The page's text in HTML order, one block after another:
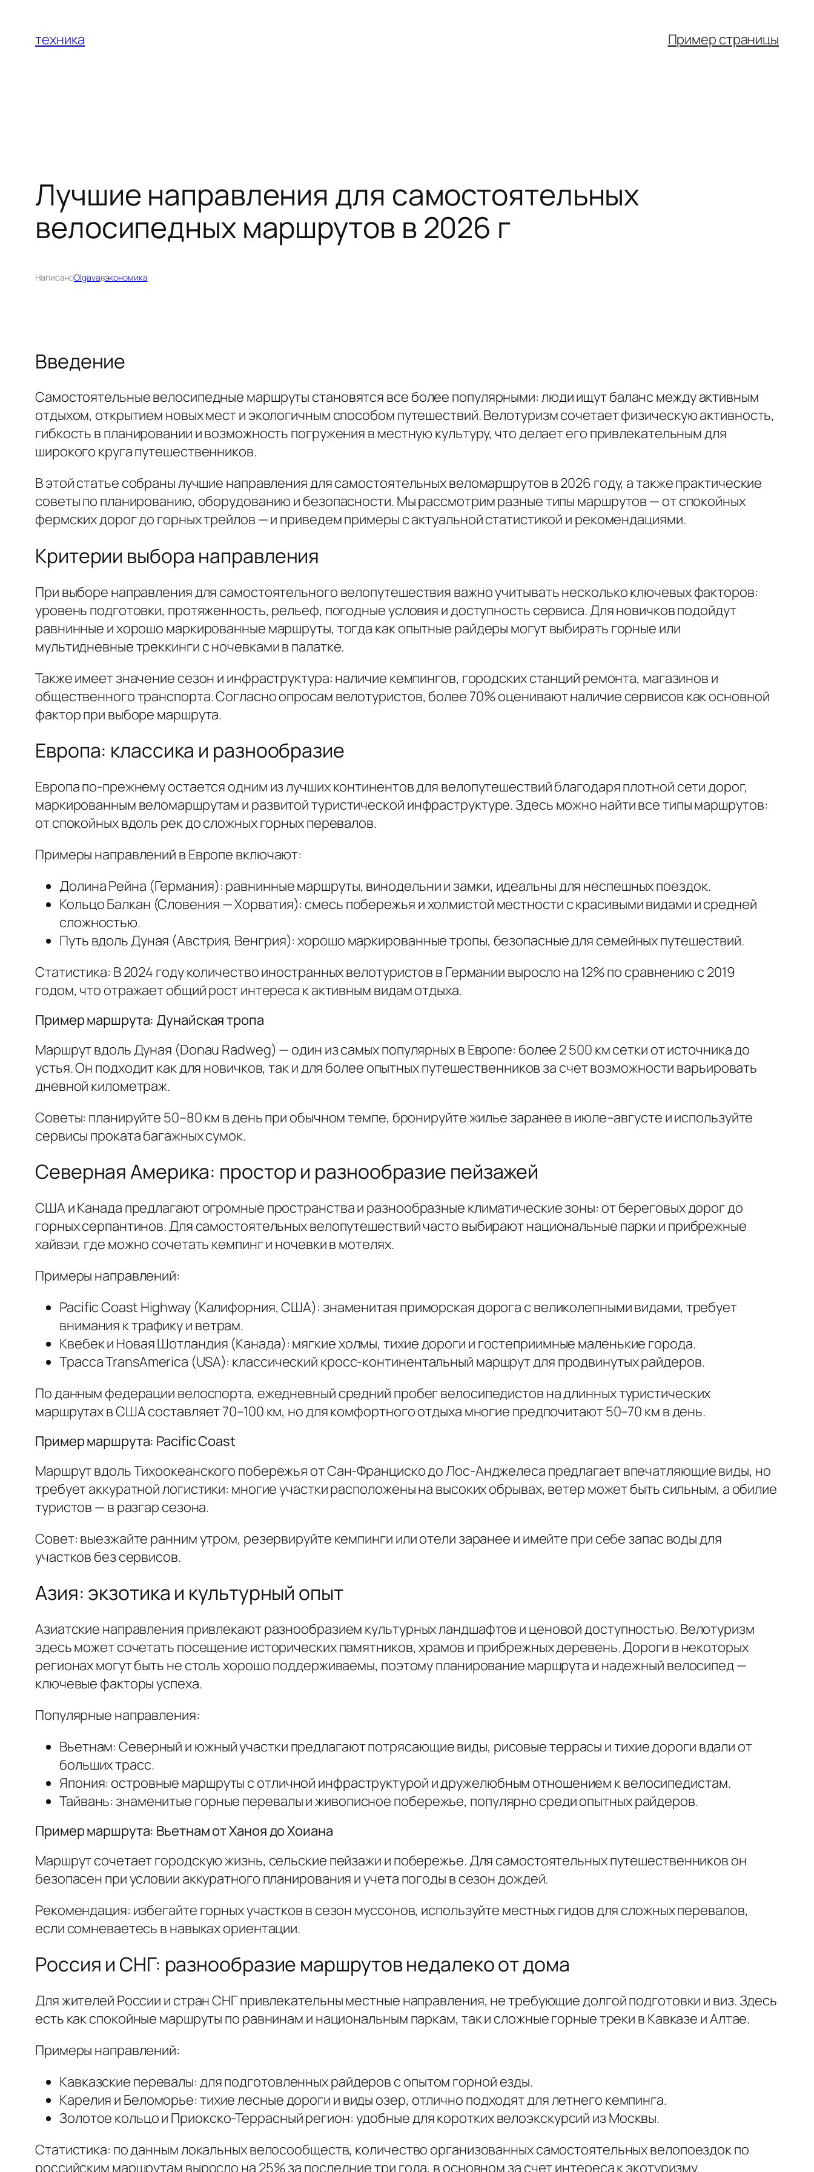
содержимому
техника Пример страницы
Лучшие направления для самостоятельных
велосипедных маршрутов в 2026 г
НаписаноOlgavaвэкономика
Введение
Самостоятельные велосипедные маршруты становятся все более популярными: люди ищут баланс между активным
отдыхом, открытием новых мест и экологичным способом путешествий. Велотуризм сочетает физическую активность,
гибкость в планировании и возможность погружения в местную культуру, что делает его привлекательным для
широкого круга путешественников.
В этой статье собраны лучшие направления для самостоятельных веломаршрутов в 2026 году, а также практические
советы по планированию, оборудованию и безопасности. Мы рассмотрим разные типы маршрутов — от спокойных
фермских дорог до горных трейлов — и приведем примеры с актуальной статистикой и рекомендациями.
Критерии выбора направления
При выборе направления для самостоятельного велопутешествия важно учитывать несколько ключевых факторов:
уровень подготовки, протяженность, рельеф, погодные условия и доступность сервиса. Для новичков подойдут
равнинные и хорошо маркированные маршруты, тогда как опытные райдеры могут выбирать горные или
мультидневные треккинги с ночевками в палатке.
Также имеет значение сезон и инфраструктура: наличие кемпингов, городских станций ремонта, магазинов и
общественного транспорта. Согласно опросам велотуристов, более 70% оценивают наличие сервисов как основной
фактор при выборе маршрута.
Европа: классика и разнообразие
Европа по-прежнему остается одним из лучших континентов для велопутешествий благодаря плотной сети дорог,
маркированным веломаршрутам и развитой туристической инфраструктуре. Здесь можно найти все типы маршрутов:
от спокойных вдоль рек до сложных горных перевалов.
Примеры направлений в Европе включают:
Долина Рейна (Германия): равнинные маршруты, винодельни и замки, идеальны для неспешных поездок.
Кольцо Балкан (Словения — Хорватия): смесь побережья и холмистой местности с красивыми видами и средней
сложностью.
Путь вдоль Дуная (Австрия, Венгрия): хорошо маркированные тропы, безопасные для семейных путешествий.
Статистика: В 2024 году количество иностранных велотуристов в Германии выросло на 12% по сравнению с 2019
годом, что отражает общий рост интереса к активным видам отдыха.
Пример маршрута: Дунайская тропа
Маршрут вдоль Дуная (Donau Radweg) — один из самых популярных в Европе: более 2 500 км сетки от источника до
устья. Он подходит как для новичков, так и для более опытных путешественников за счет возможности варьировать
дневной километраж.
Советы: планируйте 50–80 км в день при обычном темпе, бронируйте жилье заранее в июле–августе и используйте
сервисы проката багажных сумок.
Северная Америка: простор и разнообразие пейзажей
США и Канада предлагают огромные пространства и разнообразные климатические зоны: от береговых дорог до
горных серпантинов. Для самостоятельных велопутешествий часто выбирают национальные парки и прибрежные
хайвэи, где можно сочетать кемпинг и ночевки в мотелях.
Примеры направлений:
Pacific Coast Highway (Калифорния, США): знаменитая приморская дорога с великолепными видами, требует
внимания к трафику и ветрам.
Квебек и Новая Шотландия (Канада): мягкие холмы, тихие дороги и гостеприимные маленькие города.
Трасса TransAmerica (USA): классический кросс-континентальный маршрут для продвинутых райдеров.
По данным федерации велоспорта, ежедневный средний пробег велосипедистов на длинных туристических
маршрутах в США составляет 70–100 км, но для комфортного отдыха многие предпочитают 50–70 км в день.
Пример маршрута: Pacific Coast
Маршрут вдоль Тихоокеанского побережья от Сан-Франциско до Лос-Анджелеса предлагает впечатляющие виды, но
требует аккуратной логистики: многие участки расположены на высоких обрывах, ветер может быть сильным, а обилие
туристов — в разгар сезона.
Совет: выезжайте ранним утром, резервируйте кемпинги или отели заранее и имейте при себе запас воды для
участков без сервисов.
Азия: экзотика и культурный опыт
Азиатские направления привлекают разнообразием культурных ландшафтов и ценовой доступностью. Велотуризм
здесь может сочетать посещение исторических памятников, храмов и прибрежных деревень. Дороги в некоторых
регионах могут быть не столь хорошо поддерживаемы, поэтому планирование маршрута и надежный велосипед —
ключевые факторы успеха.
Популярные направления:
Вьетнам: Северный и южный участки предлагают потрясающие виды, рисовые террасы и тихие дороги вдали от
больших трасс.
Япония: островные маршруты с отличной инфраструктурой и дружелюбным отношением к велосипедистам.
Тайвань: знаменитые горные перевалы и живописное побережье, популярно среди опытных райдеров.
Пример маршрута: Вьетнам от Ханоя до Хоиана
Маршрут сочетает городскую жизнь, сельские пейзажи и побережье. Для самостоятельных путешественников он
безопасен при условии аккуратного планирования и учета погоды в сезон дождей.
Рекомендация: избегайте горных участков в сезон муссонов, используйте местных гидов для сложных перевалов,
если сомневаетесь в навыках ориентации.
Россия и СНГ: разнообразие маршрутов недалеко от дома
Для жителей России и стран СНГ привлекательны местные направления, не требующие долгой подготовки и виз. Здесь
есть как спокойные маршруты по равнинам и национальным паркам, так и сложные горные треки в Кавказе и Алтае.
Примеры направлений:
Кавказские перевалы: для подготовленных райдеров с опытом горной езды.
Карелия и Беломорье: тихие лесные дороги и виды озер, отлично подходят для летнего кемпинга.
Золотое кольцо и Приокско-Террасный регион: удобные для коротких велоэкскурсий из Москвы.
Статистика: по данным локальных велосообществ, количество организованных самостоятельных велопоездок по
российским маршрутам выросло на 25% за последние три года, в основном за счет интереса к экотуризму.